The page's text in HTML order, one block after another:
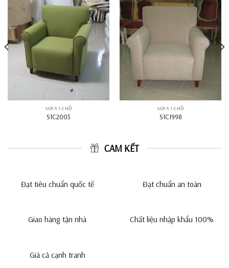
SOFA 1 CHỖ
S1C2005
SOFA 1 CHỖ
S1C1998
CAM KẾT
Đạt tiêu chuẩn quốc tế Đạt chuẩn an toàn
Giao hàng tận nhà Chất liệu nhập khẩu 100%
Giá cả cạnh tranh